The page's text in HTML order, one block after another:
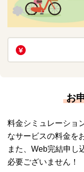
お
料金シミュレーショ
なサービスの料金を
また、Web完結申し
必要ございません！